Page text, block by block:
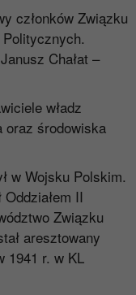
członków Związku
Chałat –
władz
oraz środowiska
w Wojsku Polskim.
II
Związku
aresztowany
1941 r. w KL